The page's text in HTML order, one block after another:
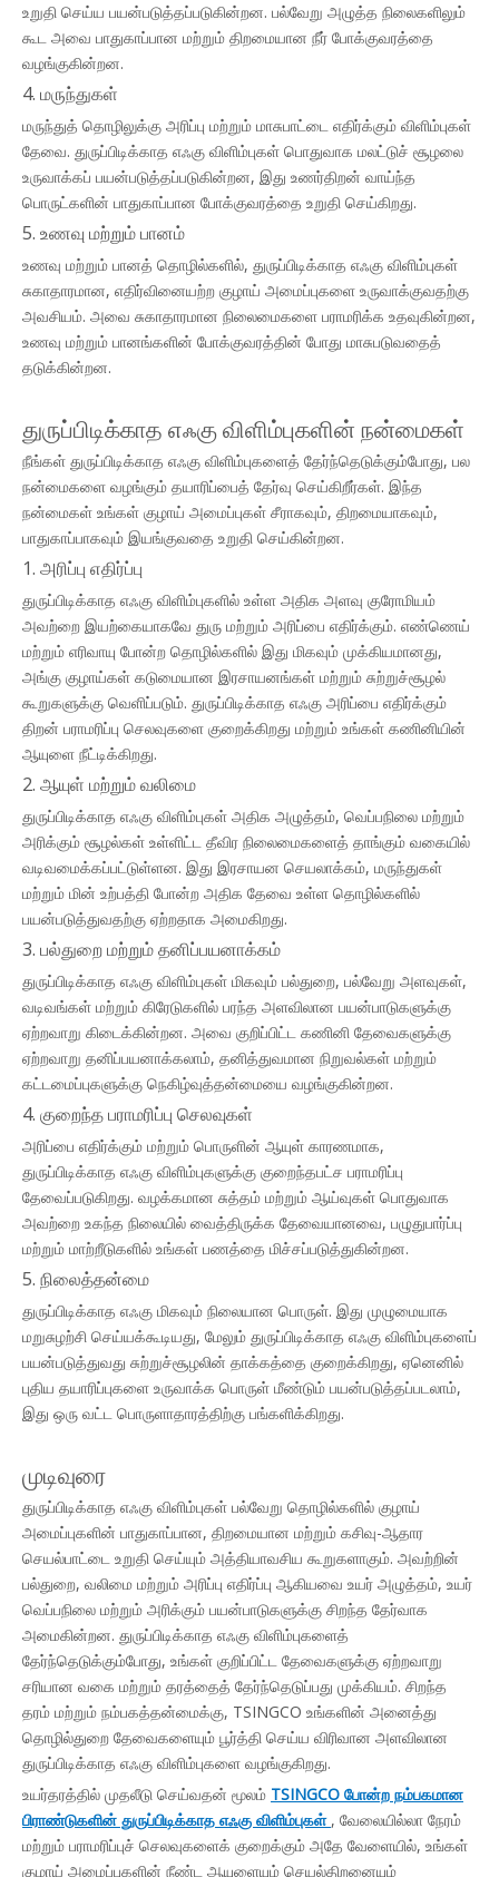
உறுதி செய்ய பயன்படுத்தப்படுகின்றன. பல்வேறு அழுத்த நிலைகளிலும்
கூட அவை பாதுகாப்பான மற்றும் திறமையான நீர் போக்குவரத்தை
வழங்குகின்றன.
4. மருந்துகள்
மருந்துத் தொழிலுக்கு அரிப்பு மற்றும் மாசுபாட்டை எதிர்க்கும் விளிம்புகள்
தேவை. துருப்பிடிக்காத எஃகு விளிம்புகள் பொதுவாக மலட்டுச் சூழலை
உருவாக்கப் பயன்படுத்தப்படுகின்றன, இது உணர்திறன் வாய்ந்த
பொருட்களின் பாதுகாப்பான போக்குவரத்தை உறுதி செய்கிறது.
5. உணவு மற்றும் பானம்
உணவு மற்றும் பானத் தொழில்களில், துருப்பிடிக்காத எஃகு விளிம்புகள்
சுகாதாரமான, எதிர்வினையற்ற குழாய் அமைப்புகளை உருவாக்குவதற்கு
அவசியம். அவை சுகாதாரமான நிலைமைகளை பராமரிக்க உதவுகின்றன,
உணவு மற்றும் பானங்களின் போக்குவரத்தின் போது மாசுபடுவதைத்
தடுக்கின்றன.
துருப்பிடிக்காத எஃகு விளிம்புகளின் நன்மைகள்
நீங்கள் துருப்பிடிக்காத எஃகு விளிம்புகளைத் தேர்ந்தெடுக்கும்போது, ​​பல
நன்மைகளை வழங்கும் தயாரிப்பைத் தேர்வு செய்கிறீர்கள். இந்த
நன்மைகள் உங்கள் குழாய் அமைப்புகள் சீராகவும், திறமையாகவும்,
பாதுகாப்பாகவும் இயங்குவதை உறுதி செய்கின்றன.
1. அரிப்பு எதிர்ப்பு
துருப்பிடிக்காத எஃகு விளிம்புகளில் உள்ள அதிக அளவு குரோமியம்
அவற்றை இயற்கையாகவே துரு மற்றும் அரிப்பை எதிர்க்கும். எண்ணெய்
மற்றும் எரிவாயு போன்ற தொழில்களில் இது மிகவும் முக்கியமானது,
அங்கு குழாய்கள் கடுமையான இரசாயனங்கள் மற்றும் சுற்றுச்சூழல்
கூறுகளுக்கு வெளிப்படும். துருப்பிடிக்காத எஃகு அரிப்பை எதிர்க்கும்
திறன் பராமரிப்பு செலவுகளை குறைக்கிறது மற்றும் உங்கள் கணினியின்
ஆயுளை நீட்டிக்கிறது.
2. ஆயுள் மற்றும் வலிமை
துருப்பிடிக்காத எஃகு விளிம்புகள் அதிக அழுத்தம், வெப்பநிலை மற்றும்
அரிக்கும் சூழல்கள் உள்ளிட்ட தீவிர நிலைமைகளைத் தாங்கும் வகையில்
வடிவமைக்கப்பட்டுள்ளன. இது இரசாயன செயலாக்கம், மருந்துகள்
மற்றும் மின் உற்பத்தி போன்ற அதிக தேவை உள்ள தொழில்களில்
பயன்படுத்துவதற்கு ஏற்றதாக அமைகிறது.
3. பல்துறை மற்றும் தனிப்பயனாக்கம்
துருப்பிடிக்காத எஃகு விளிம்புகள் மிகவும் பல்துறை, பல்வேறு அளவுகள்,
வடிவங்கள் மற்றும் கிரேடுகளில் பரந்த அளவிலான பயன்பாடுகளுக்கு
ஏற்றவாறு கிடைக்கின்றன. அவை குறிப்பிட்ட கணினி தேவைகளுக்கு
ஏற்றவாறு தனிப்பயனாக்கலாம், தனித்துவமான நிறுவல்கள் மற்றும்
கட்டமைப்புகளுக்கு நெகிழ்வுத்தன்மையை வழங்குகின்றன.
4. குறைந்த பராமரிப்பு செலவுகள்
அரிப்பை எதிர்க்கும் மற்றும் பொருளின் ஆயுள் காரணமாக,
துருப்பிடிக்காத எஃகு விளிம்புகளுக்கு குறைந்தபட்ச பராமரிப்பு
தேவைப்படுகிறது. வழக்கமான சுத்தம் மற்றும் ஆய்வுகள் பொதுவாக
அவற்றை உகந்த நிலையில் வைத்திருக்க தேவையானவை, பழுதுபார்ப்பு
மற்றும் மாற்றீடுகளில் உங்கள் பணத்தை மிச்சப்படுத்துகின்றன.
5. நிலைத்தன்மை
துருப்பிடிக்காத எஃகு மிகவும் நிலையான பொருள். இது முழுமையாக
மறுசுழற்சி செய்யக்கூடியது, மேலும் துருப்பிடிக்காத எஃகு விளிம்புகளைப்
பயன்படுத்துவது சுற்றுச்சூழலின் தாக்கத்தை குறைக்கிறது, ஏனெனில்
புதிய தயாரிப்புகளை உருவாக்க பொருள் மீண்டும் பயன்படுத்தப்படலாம்,
இது ஒரு வட்ட பொருளாதாரத்திற்கு பங்களிக்கிறது.
முடிவுரை
துருப்பிடிக்காத எஃகு விளிம்புகள் பல்வேறு தொழில்களில் குழாய்
அமைப்புகளின் பாதுகாப்பான, திறமையான மற்றும் கசிவு-ஆதார
செயல்பாட்டை உறுதி செய்யும் அத்தியாவசிய கூறுகளாகும். அவற்றின்
பல்துறை, வலிமை மற்றும் அரிப்பு எதிர்ப்பு ஆகியவை உயர் அழுத்தம், உயர்
வெப்பநிலை மற்றும் அரிக்கும் பயன்பாடுகளுக்கு சிறந்த தேர்வாக
அமைகின்றன. துருப்பிடிக்காத எஃகு விளிம்புகளைத்
தேர்ந்தெடுக்கும்போது, ​​உங்கள் குறிப்பிட்ட தேவைகளுக்கு ஏற்றவாறு
சரியான வகை மற்றும் தரத்தைத் தேர்ந்தெடுப்பது முக்கியம். சிறந்த
தரம் மற்றும் நம்பகத்தன்மைக்கு, TSINGCO உங்களின் அனைத்து
தொழில்துறை தேவைகளையும் பூர்த்தி செய்ய விரிவான அளவிலான
துருப்பிடிக்காத எஃகு விளிம்புகளை வழங்குகிறது.
உயர்தரத்தில் முதலீடு செய்வதன் மூலம் TSINGCO போன்ற நம்பகமான
பிராண்டுகளின் துருப்பிடிக்காத எஃகு விளிம்புகள் , வேலையில்லா நேரம்
மற்றும் பராமரிப்புச் செலவுகளைக் குறைக்கும் அதே வேளையில், உங்கள்
குழாய் அமைப்புகளின் நீண்ட ஆயுளையும் செயல்திறனையும்